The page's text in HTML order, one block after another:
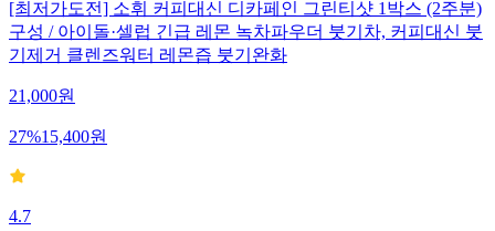
[최저가도전] 소휘 커피대신 디카페인 그린티샷 1박스 (2주분)
구성 / 아이돌·셀럽 긴급 레몬 녹차파우더 붓기차, 커피대신 붓
기제거 클렌즈워터 레몬즙 붓기완화
21,000원
27%15,400원
4.7